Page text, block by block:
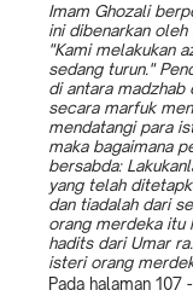
Imam Ghozali
ini dibenarkan oleh
"Kami melakukan
sedang turun."
di antara madzhab
secara marfuk
mendatangi para
maka bagaimana
bersabda:
yang telah
dan tiadalah dari
orang merdeka itu
hadits dari Umar
isteri orang
Pada halaman 107